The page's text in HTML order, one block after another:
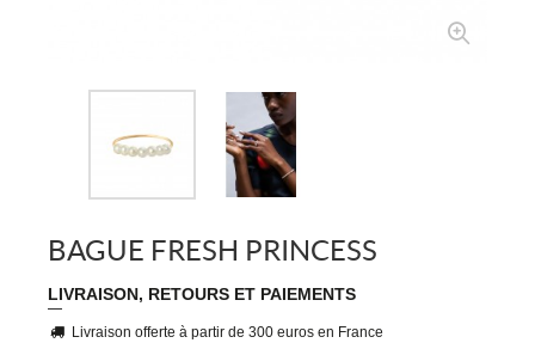
BAGUE FRESH PRINCESS
LIVRAISON, RETOURS ET PAIEMENTS
Livraison offerte à partir de 300 euros en France